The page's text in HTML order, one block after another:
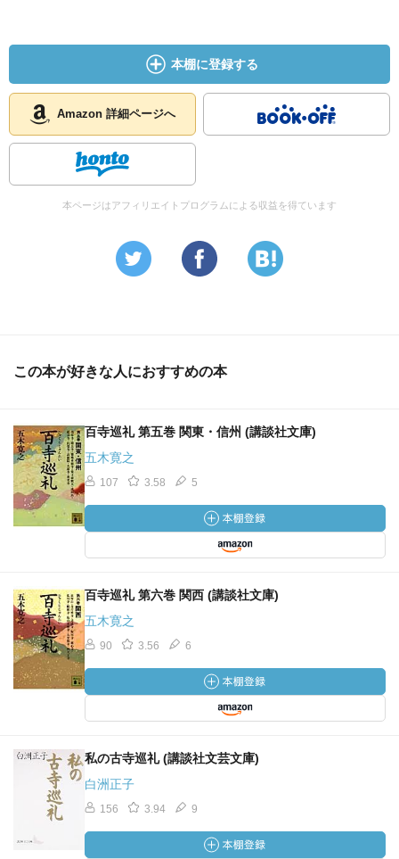
本棚に登録する
Amazon 詳細ページへ
本ページはアフィリエイトプログラムによる収益を得ています
この本が好きな人におすすめの本
百寺巡礼 第五巻 関東・信州 (講談社文庫)
五木寛之
107 3.58 5
百寺巡礼 第六巻 関西 (講談社文庫)
五木寛之
90 3.56 6
私の古寺巡礼 (講談社文芸文庫)
白洲正子
156 3.94 9